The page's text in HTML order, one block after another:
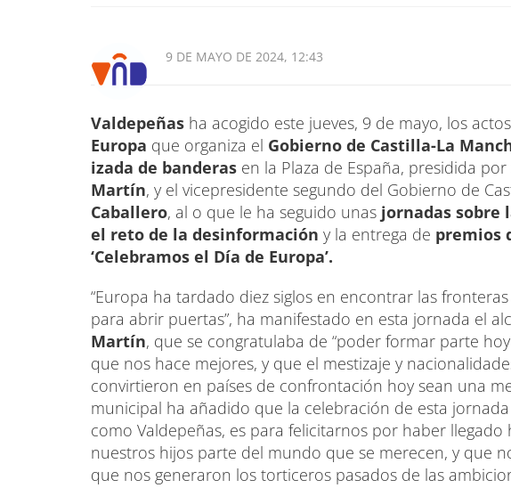
9 DE MAYO DE 2024, 12:43
Valdepeñas ha acogido este jueves, 9 de mayo, los
Europa que organiza el Gobierno de Castilla-La
izada de banderas en la Plaza de España, presidida
Martín, y el vicepresidente segundo del Gobierno de
Caballero, al o que le ha seguido unas jornadas sobre
el reto de la desinformación y la entrega de premios
‘Celebramos el Día de Europa’.
“Europa ha tardado diez siglos en encontrar las
para abrir puertas”, ha manifestado en esta jornada el
Martín, que se congratulaba de “poder formar parte
que nos hace mejores, y que el mestizaje y
convirtieron en países de confrontación hoy sean una
municipal ha añadido que la celebración de esta
como Valdepeñas, es para felicitarnos por haber
nuestros hijos parte del mundo que se merecen, y que
que nos generaron los torticeros pasados de las